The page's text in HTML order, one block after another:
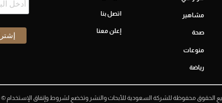
مشاهير
صحة
منوعات
رياضة
اتصل بنا
إعلن معنا
الحقوق محفوظة للشركة السعودية للأبحاث والنشر وتخضع لشروط وإتفاق الإستخدام ©